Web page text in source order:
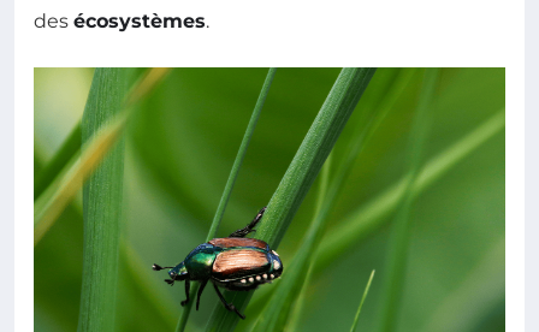
des écosystèmes.